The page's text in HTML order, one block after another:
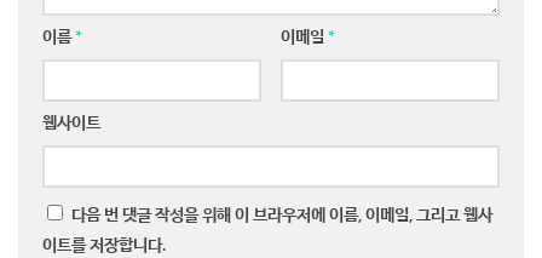
이름* 이메일 *
웹사이트
다음 번 댓글 작성을 위해 이 브라우저에 이름, 이메일, 그리고 웹사
이트를 저장합니다.